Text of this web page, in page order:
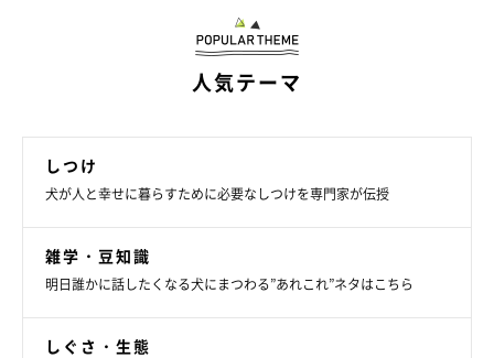
人気テーマ
しつけ
犬が人と幸せに暮らすために必要なしつけを専門家が伝授
雑学・豆知識
明日誰かに話したくなる犬にまつわる”あれこれ”ネタはこちら
しぐさ・生態